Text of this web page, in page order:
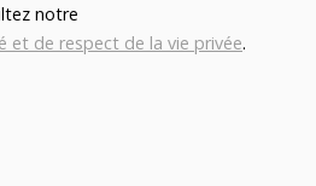
notre
et de respect de la vie privée.